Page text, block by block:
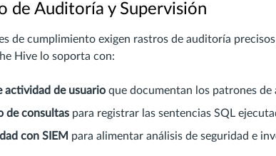
de Auditoría y Supervisión
de cumplimiento exigen rastros de auditoría
Hive lo soporta con:
actividad de usuario que documentan los patrones
de consultas para registrar las sentencias SQL
con SIEM para alimentar análisis de seguridad e